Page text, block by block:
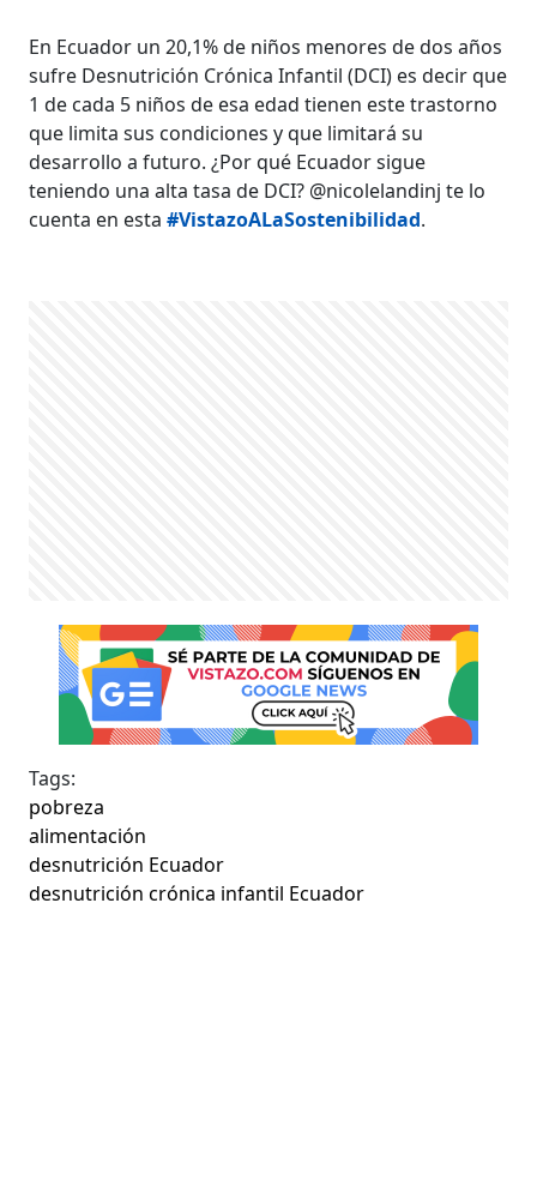
En Ecuador un 20,1% de niños menores de dos años
sufre Desnutrición Crónica Infantil (DCI) es decir que
1 de cada 5 niños de esa edad tienen este trastorno
que limita sus condiciones y que limitará su
desarrollo a futuro. ¿Por qué Ecuador sigue
teniendo una alta tasa de DCI? @nicolelandinj te lo
cuenta en esta#VistazoALaSostenibilidad.
Tags:
pobreza
alimentación
desnutrición Ecuador
desnutrición crónica infantil Ecuador